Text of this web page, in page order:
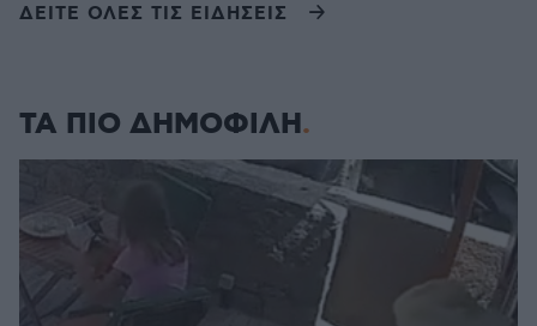
ΔΕΙΤΕ ΟΛΕΣ ΤΙΣ ΕΙΔΗΣΕΙΣ
ΤΑ ΠΙΟ ΔΗΜΟΦΙΛΗ